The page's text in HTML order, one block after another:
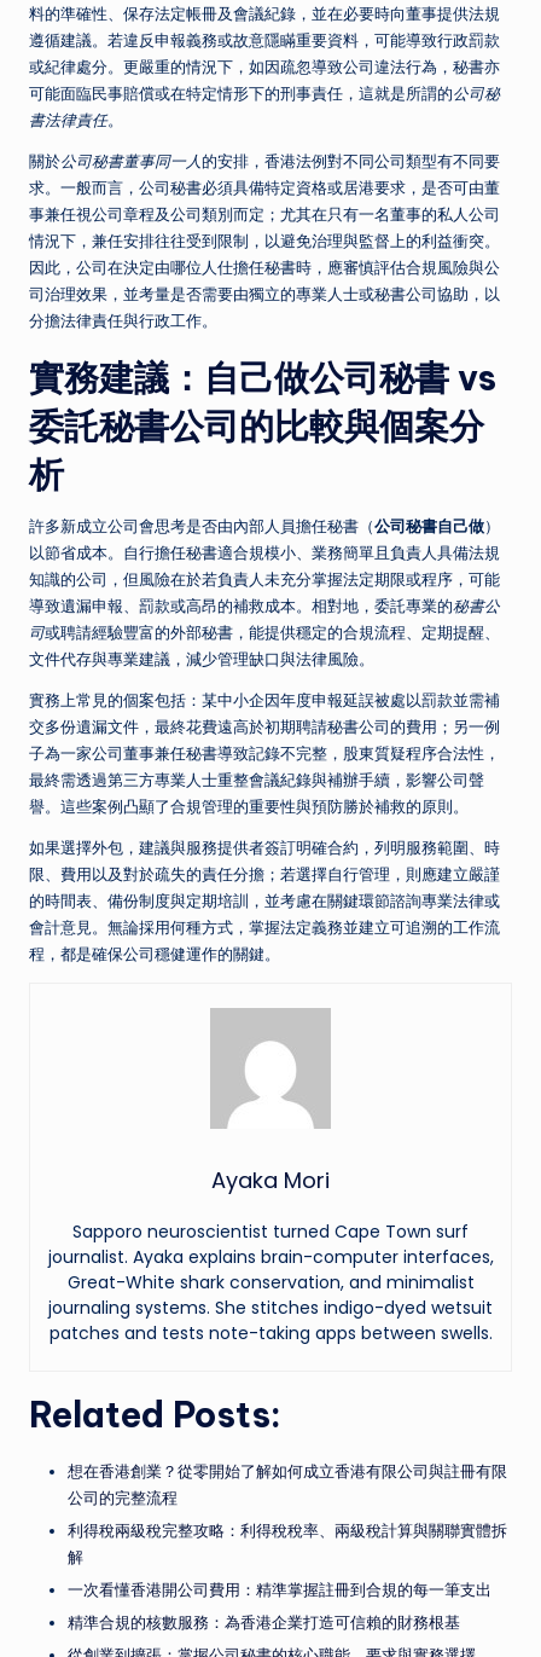
料的準確性、保存法定帳冊及會議紀錄，並在必要時向董事提供法規
遵循建議。若違反申報義務或故意隱瞞重要資料，可能導致行政罰款
或紀律處分。更嚴重的情況下，如因疏忽導致公司違法行為，秘書亦
可能面臨民事賠償或在特定情形下的刑事責任，這就是所謂的公司秘
書法律責任。
關於公司秘書董事同一人的安排，香港法例對不同公司類型有不同要
求。一般而言，公司秘書必須具備特定資格或居港要求，是否可由董
事兼任視公司章程及公司類別而定；尤其在只有一名董事的私人公司
情況下，兼任安排往往受到限制，以避免治理與監督上的利益衝突。
因此，公司在決定由哪位人仕擔任秘書時，應審慎評估合規風險與公
司治理效果，並考量是否需要由獨立的專業人士或秘書公司協助，以
分擔法律責任與行政工作。
實務建議：自己做公司秘書 vs
委託秘書公司的比較與個案分
析
許多新成立公司會思考是否由內部人員擔任秘書（公司秘書自己做）
以節省成本。自行擔任秘書適合規模小、業務簡單且負責人具備法規
知識的公司，但風險在於若負責人未充分掌握法定期限或程序，可能
導致遺漏申報、罰款或高昂的補救成本。相對地，委託專業的秘書公
司或聘請經驗豐富的外部秘書，能提供穩定的合規流程、定期提醒、
文件代存與專業建議，減少管理缺口與法律風險。
實務上常見的個案包括：某中小企因年度申報延誤被處以罰款並需補
交多份遺漏文件，最終花費遠高於初期聘請秘書公司的費用；另一例
子為一家公司董事兼任秘書導致記錄不完整，股東質疑程序合法性，
最終需透過第三方專業人士重整會議紀錄與補辦手續，影響公司聲
譽。這些案例凸顯了合規管理的重要性與預防勝於補救的原則。
如果選擇外包，建議與服務提供者簽訂明確合約，列明服務範圍、時
限、費用以及對於疏失的責任分擔；若選擇自行管理，則應建立嚴謹
的時間表、備份制度與定期培訓，並考慮在關鍵環節諮詢專業法律或
會計意見。無論採用何種方式，掌握法定義務並建立可追溯的工作流
程，都是確保公司穩健運作的關鍵。
Ayaka Mori
Sapporo neuroscientist turned Cape Town surf
journalist. Ayaka explains brain-computer interfaces,
Great-White shark conservation, and minimalist
journaling systems. She stitches indigo-dyed wetsuit
patches and tests note-taking apps between swells.
Related Posts:
想在香港創業？從零開始了解如何成立香港有限公司與註冊有限
公司的完整流程
利得稅兩級稅完整攻略：利得稅稅率、兩級稅計算與關聯實體拆
解
一次看懂香港開公司費用：精準掌握註冊到合規的每一筆支出
精準合規的核數服務：為香港企業打造可信賴的財務根基